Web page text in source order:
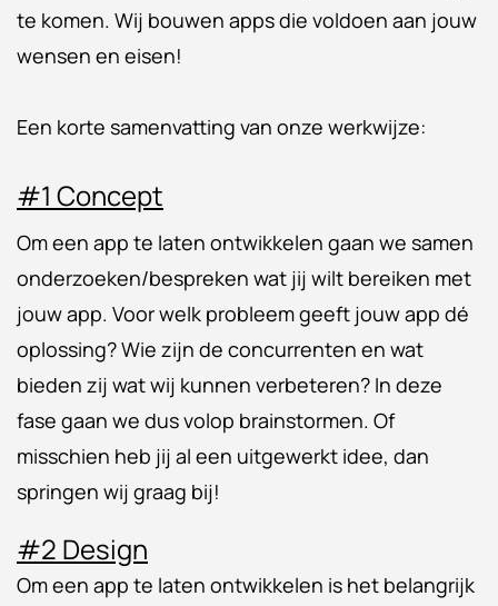
te komen. Wij bouwen apps die voldoen aan jouw
wensen en eisen!
Een korte samenvatting van onze werkwijze:
#1 Concept
Om een app te laten ontwikkelen gaan we samen
onderzoeken/bespreken wat jij wilt bereiken met
jouw app. Voor welk probleem geeft jouw app dé
oplossing? Wie zijn de concurrenten en wat
bieden zij wat wij kunnen verbeteren? In deze
fase gaan we dus volop brainstormen. Of
misschien heb jij al een uitgewerkt idee, dan
springen wij graag bij!
#2 Design
Om een app te laten ontwikkelen is het belangrijk